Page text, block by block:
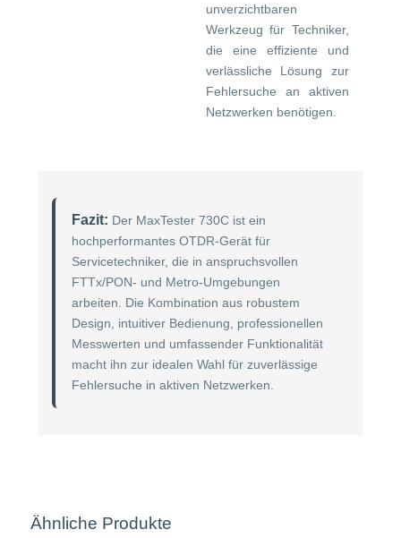
unverzichtbaren
Werkzeug für Techniker,
die eine effiziente und
verlässliche Lösung zur
Fehlersuche an aktiven
Netzwerken benötigen.
Fazit: Der MaxTester 730C ist ein
hochperformantes OTDR-Gerät für
Servicetechniker, die in anspruchsvollen
FTTx/PON- und Metro-Umgebungen
arbeiten. Die Kombination aus robustem
Design, intuitiver Bedienung, professionellen
Messwerten und umfassender Funktionalität
macht ihn zur idealen Wahl für zuverlässige
Fehlersuche in aktiven Netzwerken.
Ähnliche Produkte